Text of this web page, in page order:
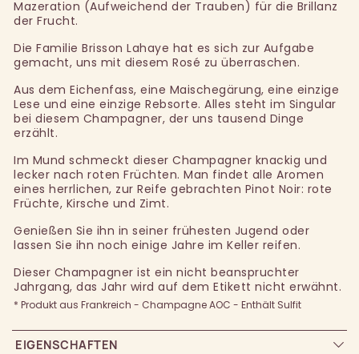
Mazeration (Aufweichend der Trauben) für die Brillanz
der Frucht.
Die Familie Brisson Lahaye hat es sich zur Aufgabe
gemacht, uns mit diesem Rosé zu überraschen.
Aus dem Eichenfass, eine Maischegärung, eine einzige
Lese und eine einzige Rebsorte. Alles steht im Singular
bei diesem Champagner, der uns tausend Dinge
erzählt.
Im Mund schmeckt dieser Champagner knackig und
lecker nach roten Früchten. Man findet alle Aromen
eines herrlichen, zur Reife gebrachten Pinot Noir: rote
Früchte, Kirsche und Zimt.
Genießen Sie ihn in seiner frühesten Jugend oder
lassen Sie ihn noch einige Jahre im Keller reifen.
Dieser Champagner ist ein nicht beanspruchter
Jahrgang, das Jahr wird auf dem Etikett nicht erwähnt.
* Produkt aus Frankreich - Champagne AOC - Enthält Sulfit
EIGENSCHAFTEN